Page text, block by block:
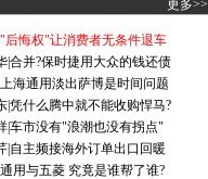
更多>>
"后悔权"让消费者无条件退车
|合并?保时捷用大众的钱还债
上海通用淡出萨博是时间问题
|凭什么腾中就不能收购悍马?
|车市没有"浪潮也没有拐点"
| 自主频接海外订单出口回暖
通用与五菱 究竟是谁帮了谁?